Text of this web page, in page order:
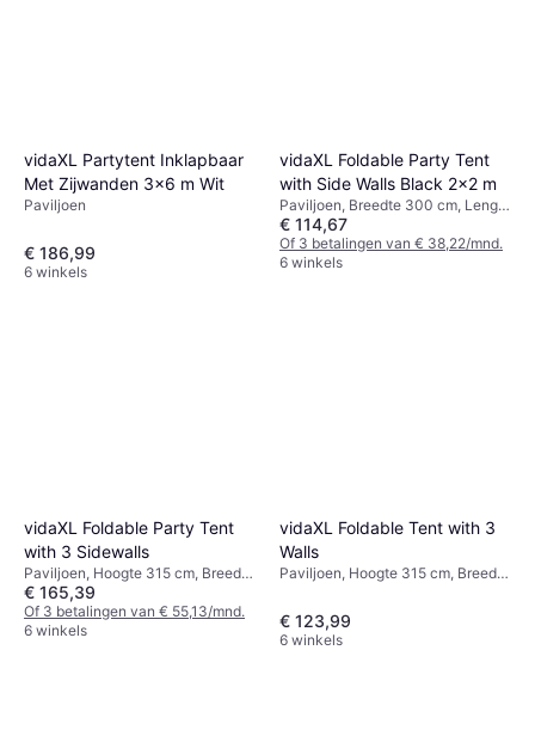
vidaXL Partytent Inklapbaar
Met Zijwanden 3x6 m Wit
Paviljoen
€ 186,99
6 winkels
vidaXL Foldable Party Tent
with Side Walls Black 2x2 m
Paviljoen, Breedte 300 cm, Lengte
200 cm
€ 114,67
Of 3 betalingen van € 38,22/mnd.
6 winkels
vidaXL Foldable Party Tent
with 3 Sidewalls
Paviljoen, Hoogte 315 cm, Breedte
300 cm, Lengte 450 cm
€ 165,39
Of 3 betalingen van € 55,13/mnd.
6 winkels
vidaXL Foldable Tent with 3
Walls
Paviljoen, Hoogte 315 cm, Breedte
€ 123,99
6 winkels